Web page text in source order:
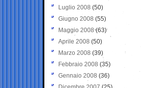
Luglio 2008 (50)
Giugno 2008 (55)
Maggio 2008(63)
Aprile 2008 (50)
Marzo 2008 (39)
Febbraio 2008 (35)
Gennaio 2008 (36)